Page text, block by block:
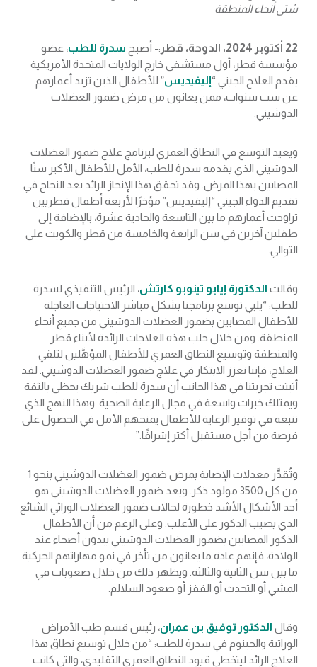
شتى أنحاء المنطقة
22 أكتوبر 2024، الدوحة، قطر :- أصبح سدرة للطب، عضو
مؤسسة قطر، أول مستشفى خارج الولايات المتحدة الأمريكية
يقدم العلاج الجيني “إليفيديس” للأطفال الذين تزيد أعمارهم
عن ست سنوات، ممن يعانون من مرض ضمور العضلات
الدوشيني.
ويعيد التوسع في النطاق العمري لبرنامج علاج ضمور العضلات
الدوشيني الذي يقدمه سدرة للطب، الأمل للأطفال الأكبر سنًا
المصابين بهذا المرض. وقد تحقق هذا الإنجاز الرائد بعد النجاح في
تقديم الدواء الجيني “إليفيديس” مؤخرًا لأربعة أطفال قطريين
تراوحت أعمارهم ما بين التاسعة والحادية عشرة، بالإضافة إلى
طفلين آخرين في سن الرابعة والخامسة من قطر والكويت على
التوالي.
وقالتالدكتورة إيابو تينوبو كارتش، الرئيس التنفيذي لسدرة
للطب: “يلبي توسع برنامجنا بشكل مباشر الاحتياجات العاجلة
للأطفال المصابين بضمور العضلات الدوشيني من جميع أنحاء
المنطقة. ومن خلال جلب هذه العلاجات الرائدة لأبناء قطر
والمنطقة وتوسيع النطاق العمري للأطفال المؤهَّلين لتلقي
العلاج، فإننا نعزز الابتكار في علاج ضمور العضلات الدوشيني. لقد
أثبتت تجربتنا في هذا الجانب أن سدرة للطب شريك يحظى بالثقة
ويمتلك خبرات واسعة في مجال الرعاية الصحية. وهذا النهج الذي
نتبعه في توفير الرعاية للأطفال يمنحهم الأمل في الحصول على
فرصة من أجل مستقبل أكثر إشراقًا.”
وتُقدَّر معدلات الإصابة بمرض ضمور العضلات الدوشيني بنحو 1
من كل 3500 مولود ذكر. ويعد ضمور العضلات الدوشيني هو
أحد الأشكال الأشد خطورة لحالات ضمور العضلات الوراثي الشائع
الذي يصيب الذكور على الأغلب. وعلى الرغم من أن الأطفال
الذكور المصابين بضمور العضلات الدوشيني يبدون أصحاء عند
الولادة، فإنهم عادة ما يعانون من تأخر في نمو مهاراتهم الحركية
ما بين سن الثانية والثالثة. ويظهر ذلك من خلال صعوبات في
المشي أو التحدث أو القفز أو صعود السلالم.
وقال الدكتور توفيق بن عمران، رئيس قسم طب الأمراض
الوراثية والجينوم في سدرة للطب: “من خلال توسيع نطاق هذا
العلاج الرائد ليتخطى قيود النطاق العمري التقليدي، والتي كانت